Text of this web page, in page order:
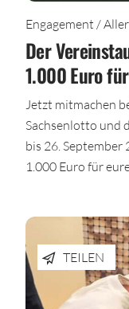
Engagement /
Der
1.000 Euro
Jetzt mitmachen
Sachsenlotto und
bis 26.
1.000 Euro für
TEILEN